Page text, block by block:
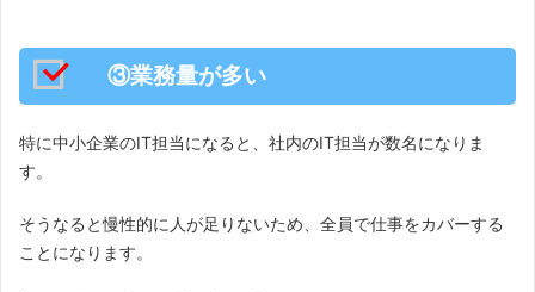
③業務量が多い
特に中小企業のIT担当になると、社内のIT担当が数名になりま
す。
そうなると慢性的に人が足りないため、全員で仕事をカバーする
ことになります。